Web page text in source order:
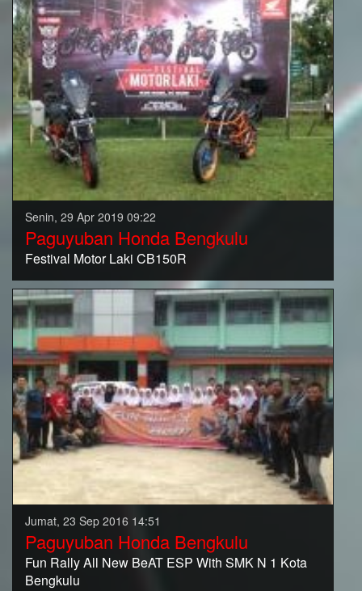
Senin, 29 Apr 2019 09:22
Paguyuban Honda Bengkulu
Festival Motor Laki CB150R
Jumat, 23 Sep 2016 14:51
Paguyuban Honda Bengkulu
Fun Rally All New BeAT ESP With SMK N 1 Kota
Bengkulu